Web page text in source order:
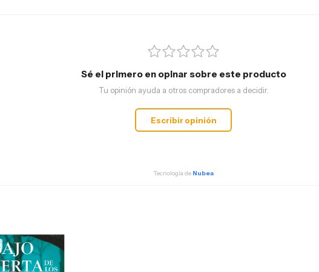
Sé el primero en opinar sobre este producto
Tu opinión ayuda a otros compradores a decidir.
Escribir opinión
Tecnología de Nubea